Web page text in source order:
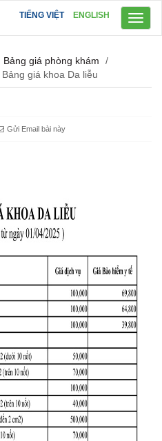
TIẾNG VIỆT ENGLISH
Bảng giá phòng khám
/
Bảng giá khoa Da liễu
Gửi Email bài này